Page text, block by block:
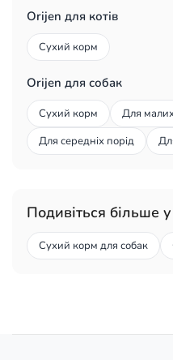
Orijen для котів
Сухий корм
Orijen для собак
Сухий корм
Для
Для середніх порід
Подивіться більше
Сухий корм для собак